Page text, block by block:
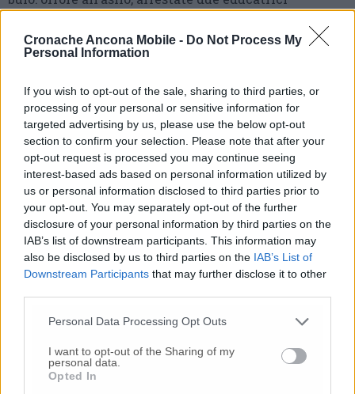
Cronache Ancona Mobile - Do Not Process My
Personal Information
If you wish to opt-out of the sale, sharing to third parties, or
processing of your personal or sensitive information for
targeted advertising by us, please use the below opt-out
section to confirm your selection. Please note that after your
opt-out request is processed you may continue seeing
interest-based ads based on personal information utilized by
us or personal information disclosed to third parties prior to
your opt-out. You may separately opt-out of the further
disclosure of your personal information by third parties on the
IAB’s list of downstream participants. This information may
also be disclosed by us to third parties on the IAB’s List of
Downstream Participants that may further disclose it to other
Personal Data Processing Opt Outs
I want to opt-out of the Sharing of my
personal data.
Opted In
l’ennesimo femminicidio:
prima la lite, poi la furia col coltello
coltellate.
Fermato il compagno: “L’ho ammazzata”
(Foto-Video)
26 Lug-Scontro tra auto e moto a Numana:
gravissimo un centauroin eliambulanza a Torrette
24 Lug-Maltrattamenti all’asilo, parla il sindaco:
«Notifica arrivata in mattinata,anche i miei figli
sono andati lì»
2 Ago-Fermato col taser,muore in ospedale dopo un
inseguimento.Indagini in corso per accertare le
cause
Tragedia a Marzocca,
da un treno(Foto)
-Malore in casa, muoreil professore Pino Attili
-«Le urla e il pianto di mia madre al telefono:
“L’ha uccisa. Corri. Prendi l’aereo”
Così ho saputo della
morte di mia sorella»